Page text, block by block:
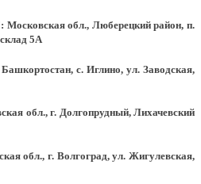
обл., Люберецкий район, п.
5А
с. Иглино, ул. Заводская,
обл., г. Долгопрудный, Лихачевский
обл., г. Волгоград, ул. Жигулевская,